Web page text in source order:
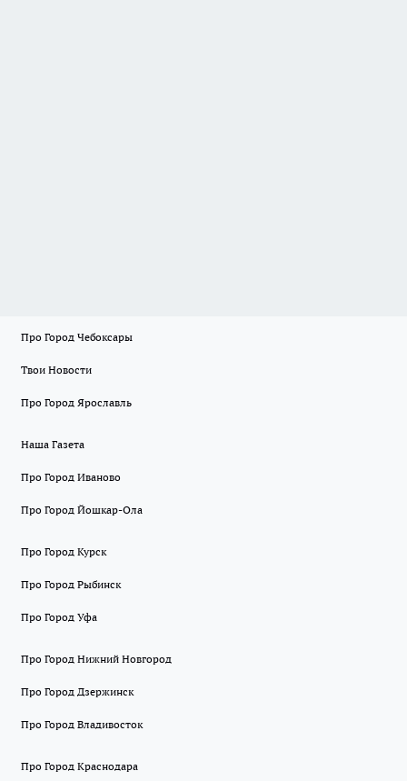
Про Город Чебоксары
Твои Новости
Про Город Ярославль
Наша Газета
Про Город Иваново
Про Город Йошкар-Ола
Про Город Курск
Про Город Рыбинск
Про Город Уфа
Про Город Нижний Новгород
Про Город Дзержинск
Про Город Владивосток
Про Город Краснодара